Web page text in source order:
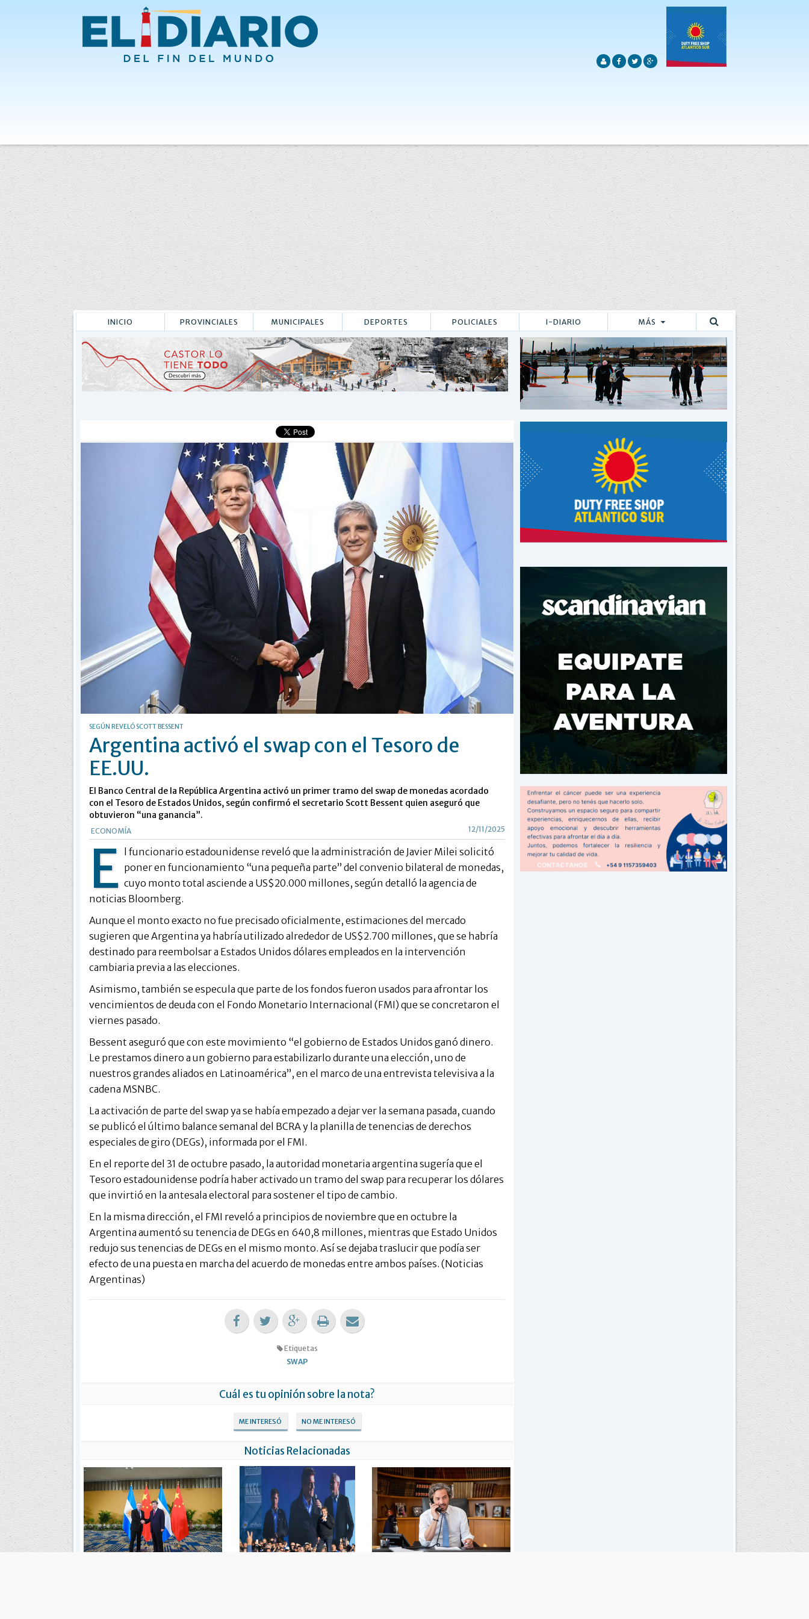
INICIO PROVINCIALES MUNICIPALES DEPORTES POLICIALES I-DIARIO MÁS
Buscar
SEGÚN REVELÓ SCOTT BESSENT
Argentina activó el swap con el Tesoro de
EE.UU.
El Banco Central de la República Argentina activó un primer tramo del swap de monedas acordado
con el Tesoro de Estados Unidos, según confirmó el secretario Scott Bessent quien aseguró que
obtuvieron “una ganancia”.
ECONOMÍA 12/11/2025
E l funcionario estadounidense reveló que la administración de Javier Milei solicitó
poner en funcionamiento “una pequeña parte” del convenio bilateral de monedas,
cuyo monto total asciende a US$20.000 millones, según detalló la agencia de
noticias Bloomberg.
Aunque el monto exacto no fue precisado oficialmente, estimaciones del mercado
sugieren que Argentina ya habría utilizado alrededor de US$2.700 millones, que se habría
destinado para reembolsar a Estados Unidos dólares empleados en la intervención
cambiaria previa a las elecciones.
Asimismo, también se especula que parte de los fondos fueron usados para afrontar los
vencimientos de deuda con el Fondo Monetario Internacional (FMI) que se concretaron el
viernes pasado.
Bessent aseguró que con este movimiento “el gobierno de Estados Unidos ganó dinero.
Le prestamos dinero a un gobierno para estabilizarlo durante una elección, uno de
nuestros grandes aliados en Latinoamérica”, en el marco de una entrevista televisiva a la
cadena MSNBC.
La activación de parte del swap ya se había empezado a dejar ver la semana pasada, cuando
se publicó el último balance semanal del BCRA y la planilla de tenencias de derechos
especiales de giro (DEGs), informada por el FMI.
En el reporte del 31 de octubre pasado, la autoridad monetaria argentina sugería que el
Tesoro estadounidense podría haber activado un tramo del swap para recuperar los dólares
que invirtió en la antesala electoral para sostener el tipo de cambio.
En la misma dirección, el FMI reveló a principios de noviembre que en octubre la
Argentina aumentó su tenencia de DEGs en 640,8 millones, mientras que Estado Unidos
redujo sus tenencias de DEGs en el mismo monto. Así se dejaba traslucir que podía ser
efecto de una puesta en marcha del acuerdo de monedas entre ambos países. (Noticias
Argentinas)
Etiquetas
SWAP
Cuál es tu opinión sobre la nota?
ME INTERESÓ NO ME INTERESÓ
Noticias Relacionadas